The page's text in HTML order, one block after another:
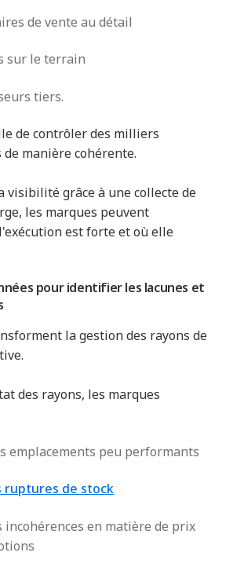
de vente au détail
sur le terrain
tiers.
de contrôler des milliers
manière cohérente.
visibilité grâce à une collecte de
les marques peuvent
est forte et où elle
pour identifier les lacunes et
la gestion des rayons de
des rayons, les marques
emplacements peu performants
ruptures de stock
incohérences en matière de prix